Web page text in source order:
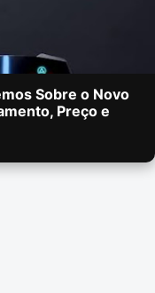
Sobre o Novo
Preço e